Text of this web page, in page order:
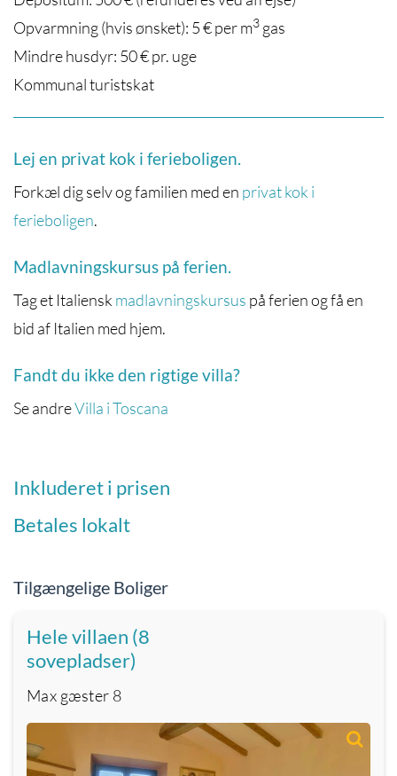
Opvarmning (hvis ønsket): 5 € per m3gas
Mindre husdyr: 50 € pr. uge
Kommunal turistskat
Lej en privat kok i ferieboligen.
Forkæl dig selv og familien med en privat kok i
ferieboligen.
Madlavningskursus på ferien.
Tag et Italiensk madlavningskursus på ferien og få en
bid af Italien med hjem.
Fandt du ikke den rigtige villa?
Se andreVilla i Toscana
Inkluderet i prisen
Betales lokalt
Tilgængelige Boliger
Hele villaen (8
sovepladser)
Max gæster 8